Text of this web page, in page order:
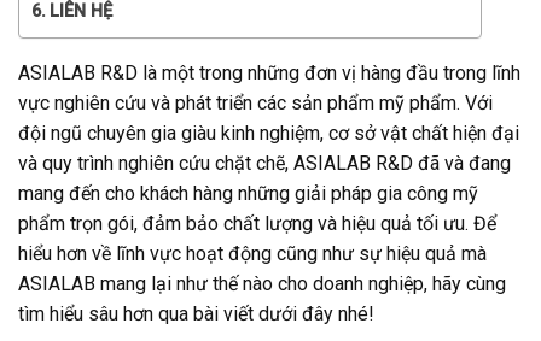
LIÊN HỆ
ASIALAB R&D là một trong những đơn vị hàng đầu trong lĩnh
vực nghiên cứu và phát triển các sản phẩm mỹ phẩm. Với
đội ngũ chuyên gia giàu kinh nghiệm, cơ sở vật chất hiện đại
và quy trình nghiên cứu chặt chẽ, ASIALAB R&D đã và đang
mang đến cho khách hàng những giải pháp gia công mỹ
phẩm trọn gói, đảm bảo chất lượng và hiệu quả tối ưu. Để
hiểu hơn về lĩnh vực hoạt động cũng như sự hiệu quả mà
ASIALAB mang lại như thế nào cho doanh nghiệp, hãy cùng
tìm hiểu sâu hơn qua bài viết dưới đây nhé!